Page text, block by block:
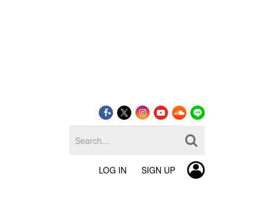
LOG IN SIGN UP